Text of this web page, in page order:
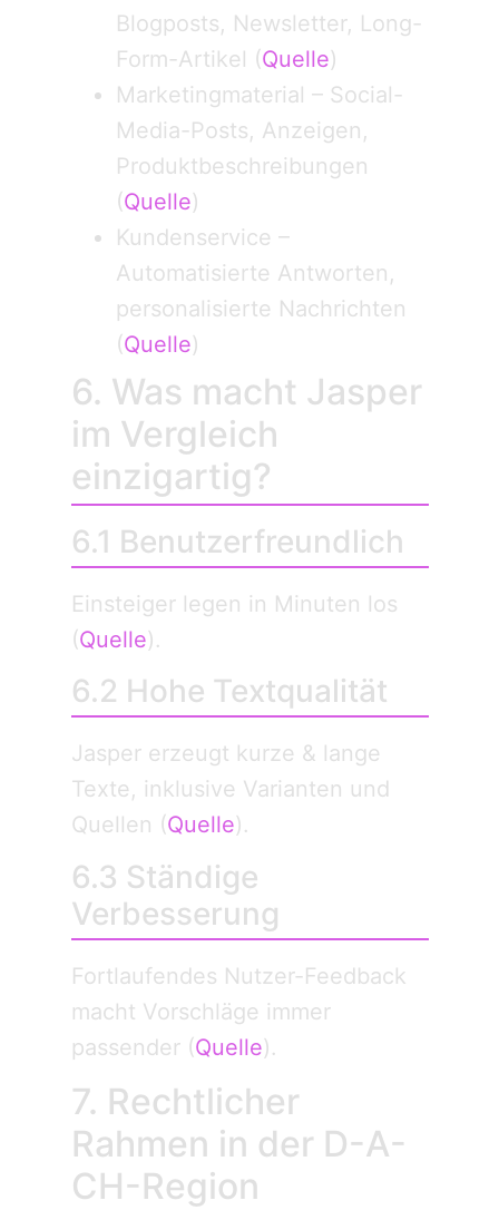
Blogposts, Newsletter, Long-
Form-Artikel (Quelle)
Marketing­material – Social-
Media-Posts, Anzeigen,
Produkt­beschreibungen
(Quelle)
Kunden­service –
Automatisierte Antworten,
personalisierte Nachrichten
(Quelle)
6. Was macht Jasper
im Vergleich
einzigartig?
6.1 Benutzer­freundlich
Einsteiger legen in Minuten los
(Quelle).
6.2 Hohe Textqualität
Jasper erzeugt kurze & lange
Texte, inklusive Varianten und
Quellen (Quelle).
6.3 Ständige
Verbesserung
Fortlaufendes Nutzer-Feedback
macht Vorschläge immer
passender (Quelle).
7. Rechtlicher
Rahmen in der D-A-
CH-Region